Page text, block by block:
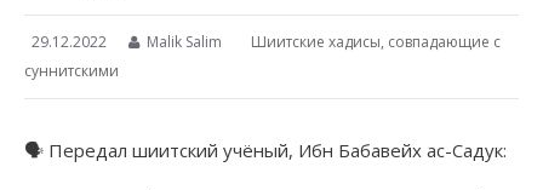
29.12.2022 Malik Salim
Шиитские хадисы, совпадающие с
суннитскими
🗣 Передал шиитский учёный, Ибн Бабавейх ас-Садук: